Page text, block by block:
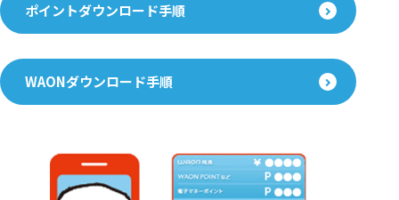
ポイントダウンロード手順
WAONダウンロード手順